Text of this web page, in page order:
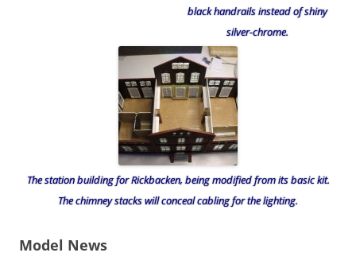
black handrails instead of shiny
silver-chrome.
The station building for Rickbacken, being modified from its basic kit.
The chimney stacks will conceal cabling for the lighting.
Model News